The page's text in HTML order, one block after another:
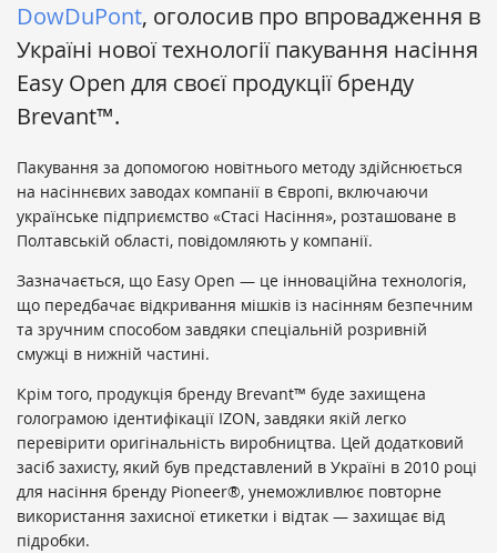
DowDuPont, оголосив про впровадження в
Україні нової технології пакування насіння
Easy Open для своєї продукції бренду
Brevant™.
Пакування за допомогою новітнього методу здійснюється
на насіннєвих заводах компанії в Європі, включаючи
українське підприємство «Стасі Насіння», розташоване в
Полтавській області, повідомляють у компанії.
Зазначається, що Easy Open — це інноваційна технологія,
що передбачає відкривання мішків із насінням безпечним
та зручним способом завдяки спеціальній розривній
смужці в нижній частині.
Крім того, продукція бренду Brevant™ буде захищена
голограмою ідентифікації IZON, завдяки якій легко
перевірити оригінальність виробництва. Цей додатковий
засіб захисту, який був представлений в Україні в 2010 році
для насіння бренду Pioneer®, унеможливлює повторне
використання захисної етикетки і відтак — захищає від
підробки.